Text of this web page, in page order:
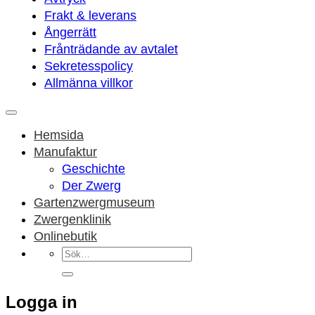
Frakt & leverans
Ångerrätt
Frånträdande av avtalet
Sekretesspolicy
Allmänna villkor
Hemsida
Manufaktur
Geschichte
Der Zwerg
Gartenzwergmuseum
Zwergenklinik
Onlinebutik
Sök
efter:
Logga in